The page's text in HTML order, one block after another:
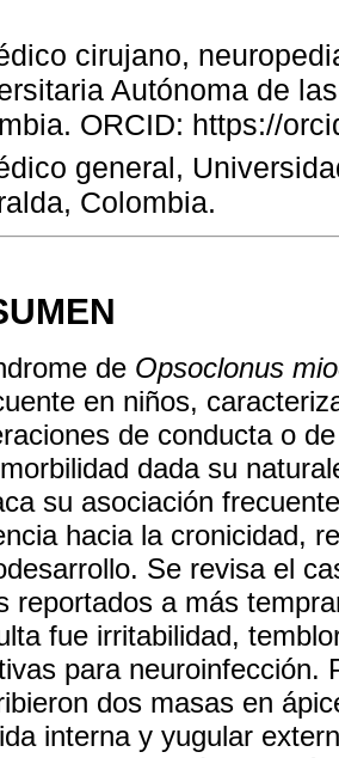
cirujano,
Autónoma de
ORCID: https://
general,
Colombia.
de Opsoclonus
en niños,
de conducta o
dada su
su asociación
hacia la cronicidad,
Se revisa el
reportados a más
fue irritabilidad,
para neuroinfección.
dos masas en
interna y yugular